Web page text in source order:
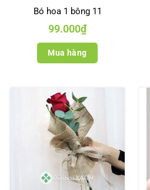
Bó hoa 1 bông 11
99.000₫
Mua hàng